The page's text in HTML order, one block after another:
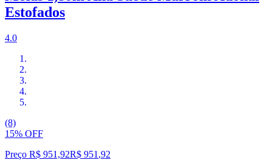
Estofados
4.0
(8)
15% OFF
Preço R$ 951,92R$ 951 ,92